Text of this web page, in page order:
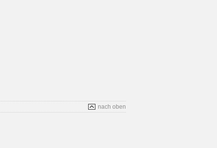
nach oben